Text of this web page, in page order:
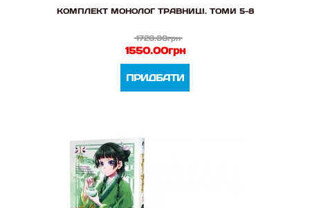
КОМПЛЕКТ МОНОЛОГ ТРАВНИЦІ. ТОМИ 5-8
1720.00грн
1550.00грн
ПРИДБАТИ